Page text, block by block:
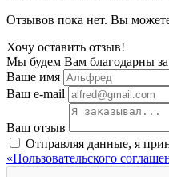
Отзывов пока нет. Вы
Хочу оставить отзыв!
Мы будем Вам благодарны за
Ваше имя
Ваш e-mail
Ваш отзыв
Отправляя данные, я
«Пользовательского